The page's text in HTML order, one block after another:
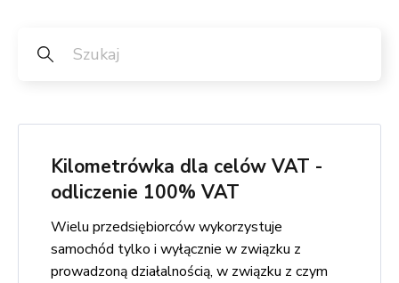
Kilometrówka dla celów VAT -
odliczenie 100% VAT
Wielu przedsiębiorców wykorzystuje
samochód tylko i wyłącznie w związku z
prowadzoną działalnością, w związku z czym